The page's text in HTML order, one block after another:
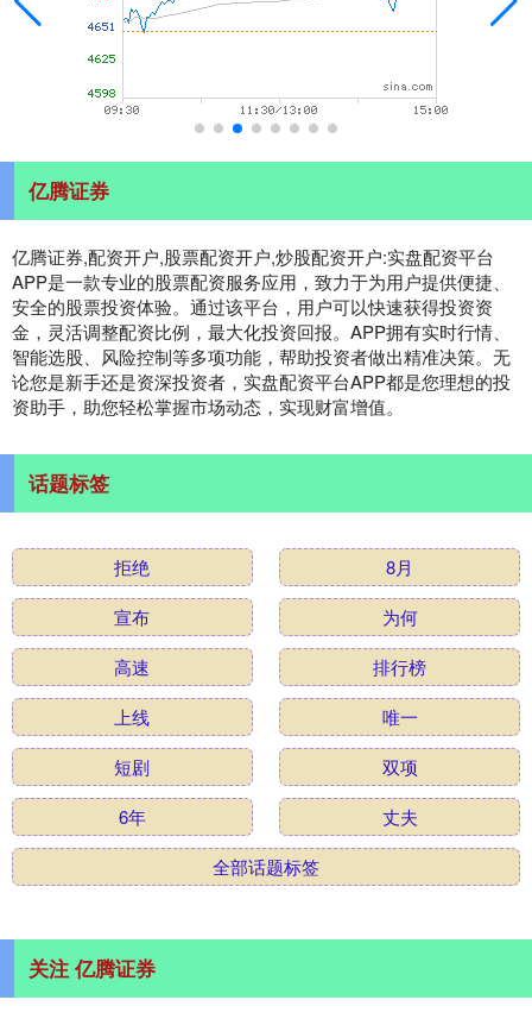
亿腾证券
亿腾证券,配资开户,股票配资开户,炒股配资开户:实盘配资平台
APP是一款专业的股票配资服务应用，致力于为用户提供便捷、
安全的股票投资体验。通过该平台，用户可以快速获得投资资
金，灵活调整配资比例，最大化投资回报。APP拥有实时行情、
智能选股、风险控制等多项功能，帮助投资者做出精准决策。无
论您是新手还是资深投资者，实盘配资平台APP都是您理想的投
资助手，助您轻松掌握市场动态，实现财富增值。
话题标签
拒绝
8月
宣布
为何
高速
排行榜
上线
唯一
短剧
双项
6年
丈夫
全部话题标签
关注 亿腾证券